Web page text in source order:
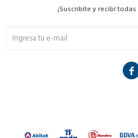
¡Suscribite y recibí
